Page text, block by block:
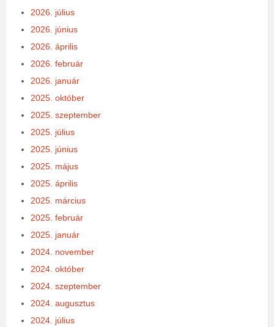
2026. július
2026. június
2026. április
2026. február
2026. január
2025. október
2025. szeptember
2025. július
2025. június
2025. május
2025. április
2025. március
2025. február
2025. január
2024. november
2024. október
2024. szeptember
2024. augusztus
2024. július